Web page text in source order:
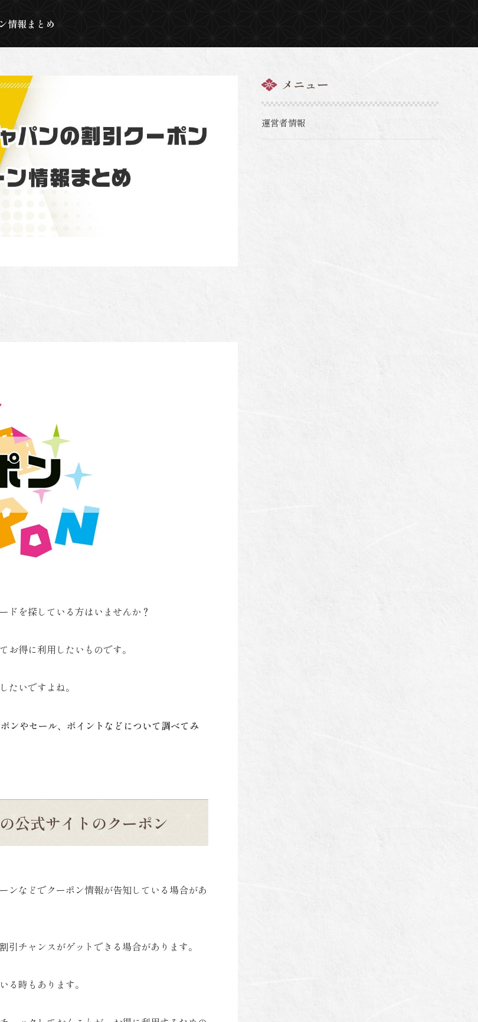
情報まとめ
ドを探している方はいませんか？
お得に利用したいものです。
たいですよね。
ンやセール、ポイントなどについて調べてみ
公式サイトのクーポン
ンなどでクーポン情報が告知している場合があ
チャンスがゲットできる場合があります。
る時もあります。
メニュー
運営者情報